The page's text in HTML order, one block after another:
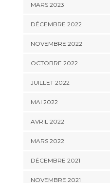
MARS 2023
DÉCEMBRE 2022
NOVEMBRE 2022
OCTOBRE 2022
JUILLET 2022
MAI 2022
AVRIL 2022
MARS 2022
DÉCEMBRE 2021
NOVEMBRE 2021